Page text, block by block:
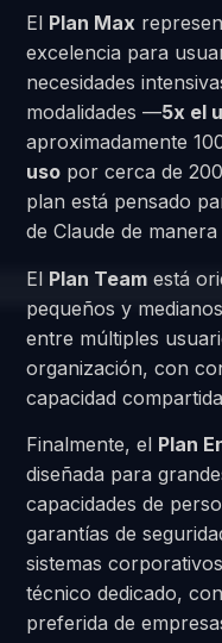
El Plan Max
excelencia para
necesidades
modalidades —5x el
aproximadamente
uso por cerca de
plan está pensado
de Claude de
El Plan Team está
pequeños y
entre múltiples
organización, con
capacidad
Finalmente, el Plan
diseñada para
capacidades de
garantías de
sistemas
técnico dedicado,
preferida de